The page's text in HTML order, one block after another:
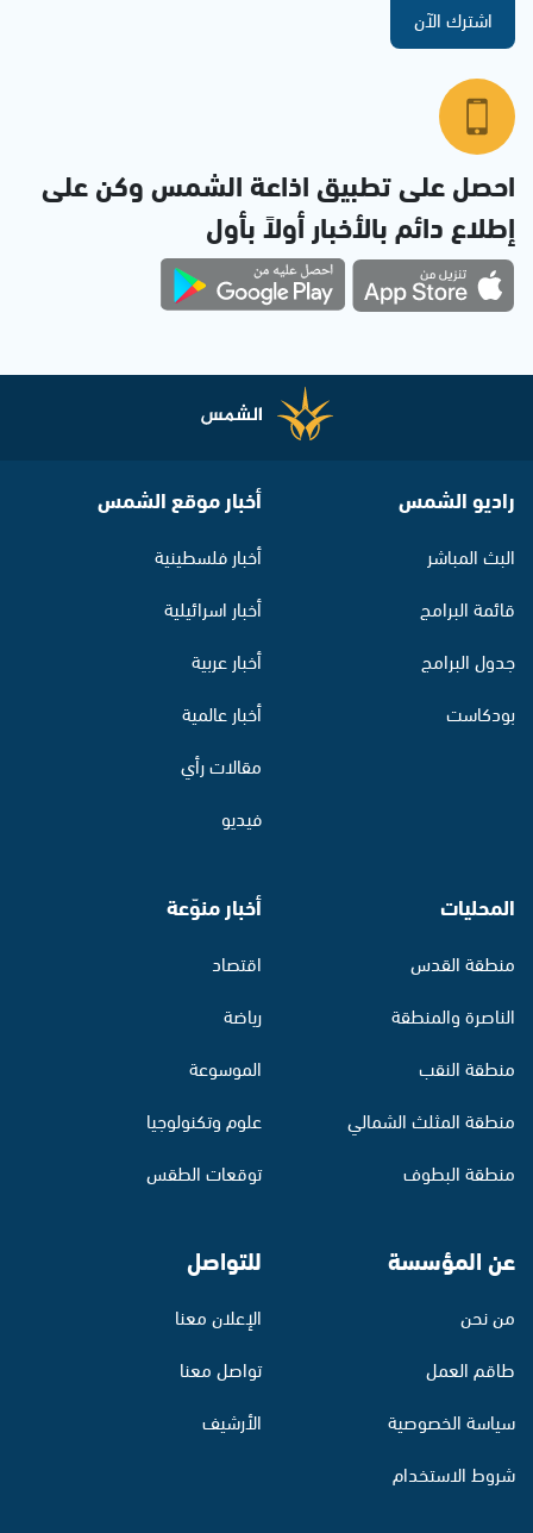
اشترك الآن
احصل على تطبيق اذاعة الشمس وكن على
إطلاع دائم بالأخبار أولاً بأول
راديو الشمس
البث المباشر
قائمة البرامج
جدول البرامج
بودكاست
أخبار موقع الشمس
أخبار فلسطينية
أخبار اسرائيلية
أخبار عربية
أخبار عالمية
مقالات رأي
فيديو
المحليات
منطقة القدس
الناصرة والمنطقة
منطقة النقب
منطقة المثلث الشمالي
منطقة البطوف
أخبار منوّعة
اقتصاد
رياضة
الموسوعة
علوم وتكنولوجيا
توقعات الطقس
عن المؤسسة
من نحن
طاقم العمل
سياسة الخصوصية
شروط الاستخدام
للتواصل
الإعلان معنا
تواصل معنا
الأرشيف